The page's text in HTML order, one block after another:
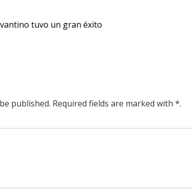
tuvo un gran éxito
published. Required fields are marked with *.